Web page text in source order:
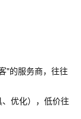
"的服务商，往往
优化），低价往